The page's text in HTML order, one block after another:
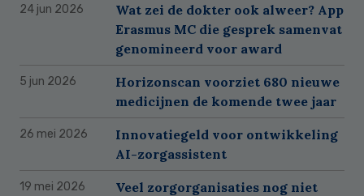
24 jun 2026
Wat zei de dokter ook alweer? App
Erasmus MC die gesprek samenvat
genomineerd voor award
5 jun 2026
Horizonscan voorziet 680 nieuwe
medicijnen de komende twee jaar
26 mei 2026
Innovatiegeld voor ontwikkeling
AI-zorgassistent
19 mei 2026
Veel zorgorganisaties nog niet